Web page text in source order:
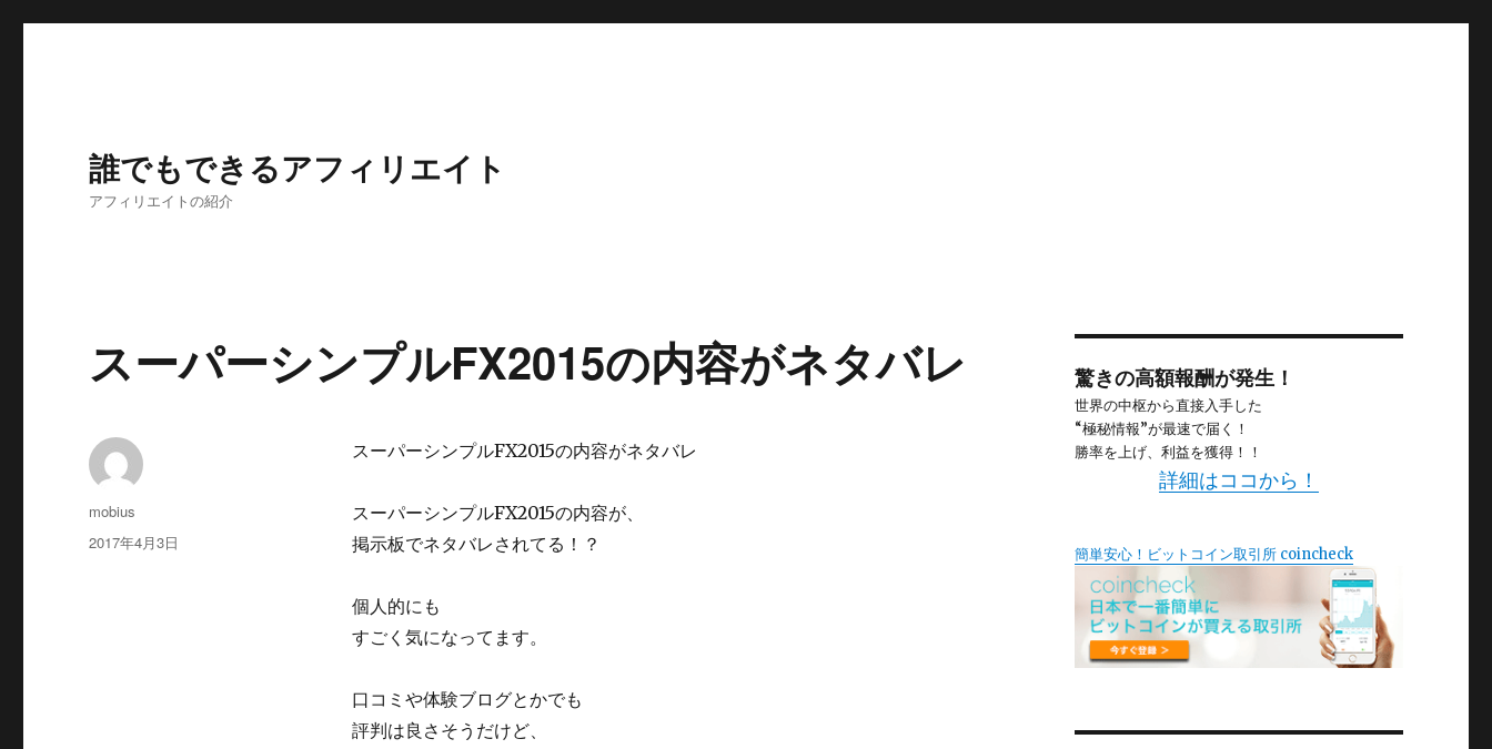
誰でもできるアフィリエイト
アフィリエイトの紹介
スーパーシンプルFX2015の内容がネタバレ
スーパーシンプルFX2015の内容がネタバレ
スーパーシンプルFX2015の内容が、
掲示板でネタバレされてる！？
個人的にも
すごく気になってます。
口コミや体験ブログとかでも
評判は良さそうだけど、
投
稿
mobius
投
2017年4月3日
驚きの高額報酬が発生！
世界の中枢から直接入手した
“極秘情報”が最速で届く！
勝率を上げ、利益を獲得！！
詳細はココから！
簡単安心！ビットコイン取引所 coincheck